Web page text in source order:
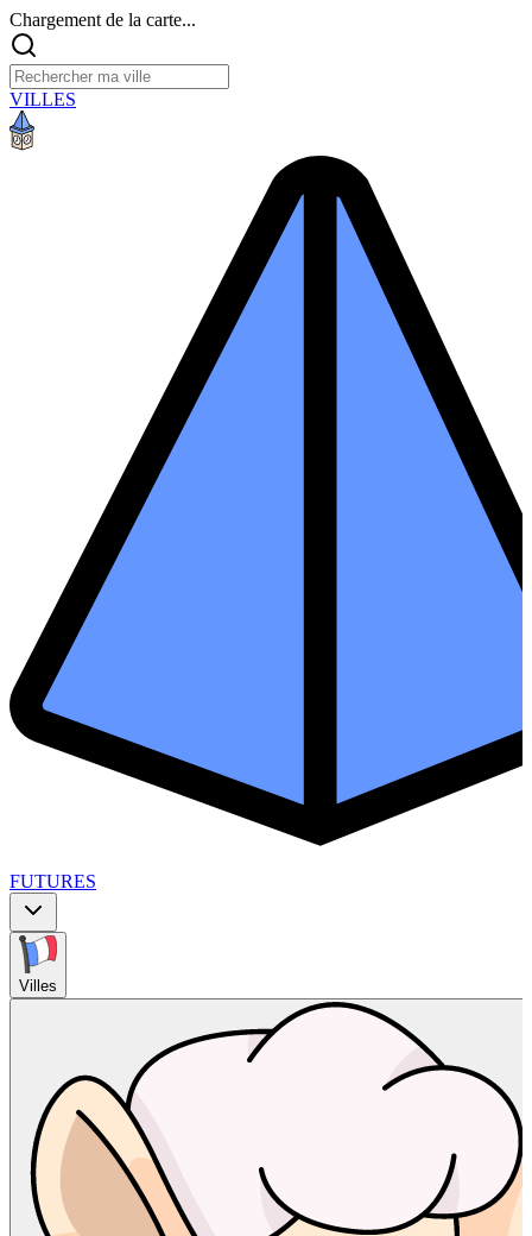
Chargement de la carte...
VILLES
FUTURES
Villes